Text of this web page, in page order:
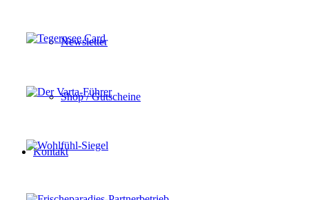
Newsletter
Shop / Gutscheine
Kontakt